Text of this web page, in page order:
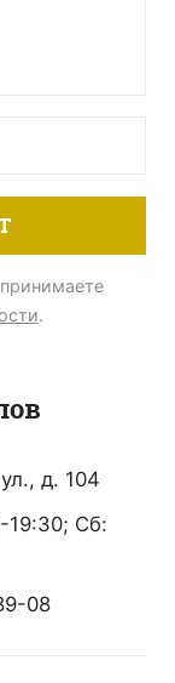
.
д. 104
19:30; Сб:
08